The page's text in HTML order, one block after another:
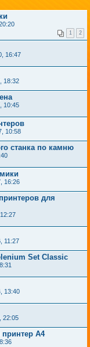
1 2
16:47
18:32
10:45
10:58
станка по камню
16:26
для
11:27
Set Classic
13:40
22:05
А4